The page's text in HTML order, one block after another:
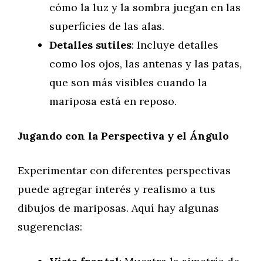
cómo la luz y la sombra juegan en las
superficies de las alas.
Detalles sutiles: Incluye detalles
como los ojos, las antenas y las patas,
que son más visibles cuando la
mariposa está en reposo.
Jugando con la Perspectiva y el Ángulo
Experimentar con diferentes perspectivas
puede agregar interés y realismo a tus
dibujos de mariposas. Aquí hay algunas
sugerencias: